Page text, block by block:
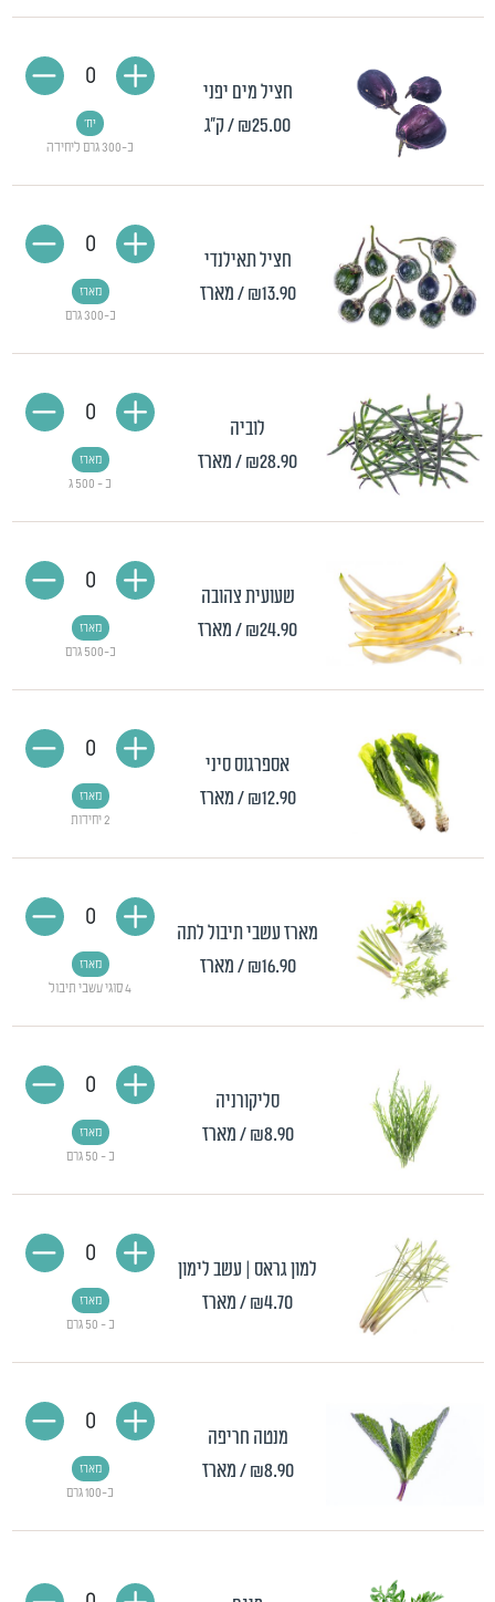
חציל מים יפני
₪25.00/ ק"ג
כ-300 גרם ליחידה
יח'
0
חציל תאילנדי
₪13.90 / מארז
כ-300 גרם
מארז
0
לוביה
₪28.90/ מארז
כ - 500 ג
מארז
0
שעועית צהובה
₪24.90/ מארז
כ-500 גרם
מארז
0
אספרגוס סיני
₪12.90 / מארז
2 יחידות
מארז
0
מארז עשבי תיבול לתה
₪16.90 / מארז
4 סוגי עשבי תיבול
מארז
0
סליקורניה
₪8.90 / מארז
כ - 50 גרם
מארז
0
למון גראס | עשב לימון
₪4.70/ מארז
כ - 50 גרם
מארז
0
מנטה חריפה
₪8.90 / מארז
כ-100 גרם
מארז
0